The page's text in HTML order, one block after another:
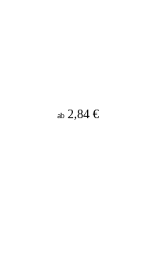
ab 2,84 €